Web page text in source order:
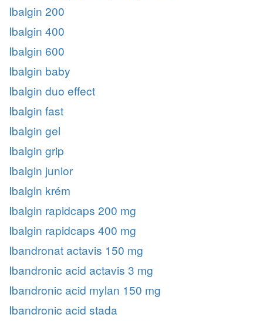
Ibalgin 200
Ibalgin 400
Ibalgin 600
Ibalgin baby
Ibalgin duo effect
Ibalgin fast
Ibalgin gel
Ibalgin grip
Ibalgin junior
Ibalgin krém
Ibalgin rapidcaps 200 mg
Ibalgin rapidcaps 400 mg
Ibandronat actavis 150 mg
Ibandronic acid actavis 3 mg
Ibandronic acid mylan 150 mg
Ibandronic acid stada